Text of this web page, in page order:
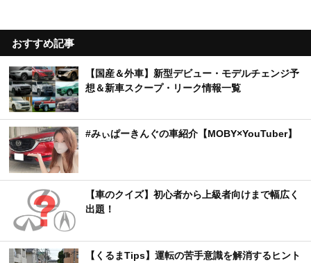
おすすめ記事
【国産＆外車】新型デビュー・モデルチェンジ予
想＆新車スクープ・リーク情報一覧
#みぃぱーきんぐの車紹介【MOBY×YouTuber】
【車のクイズ】初心者から上級者向けまで幅広く
出題！
【くるまTips】運転の苦手意識を解消するヒント